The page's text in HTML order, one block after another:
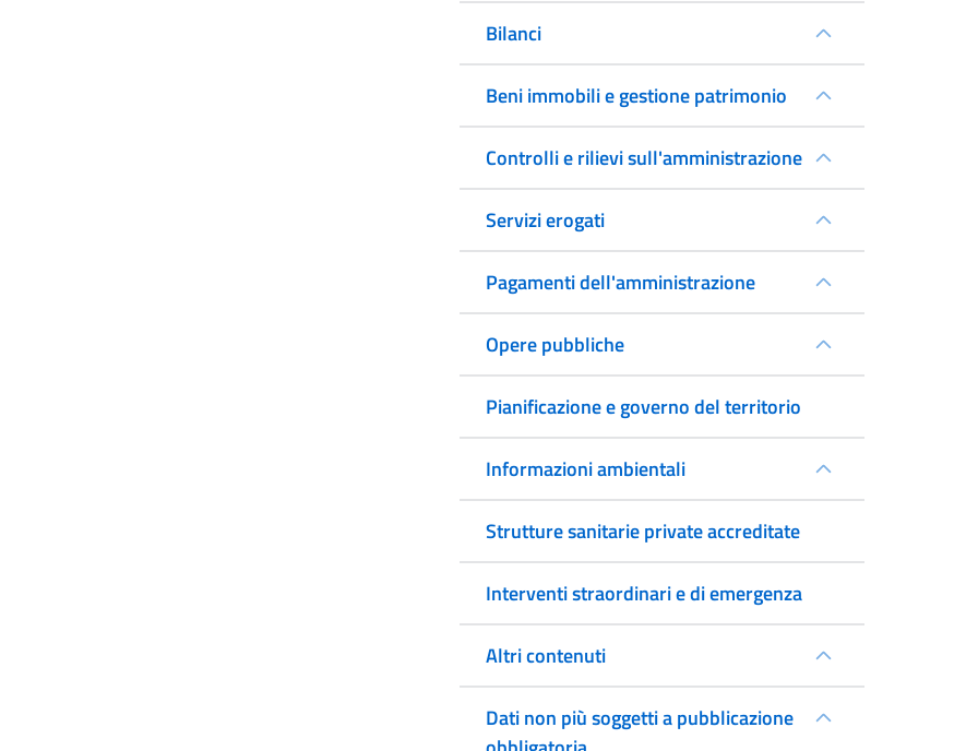
Bilanci
Beni immobili e gestione patrimonio
Controlli e rilievi sull'amministrazione
Servizi erogati
Pagamenti dell'amministrazione
Opere pubbliche
Pianificazione e governo del territorio
Informazioni ambientali
Strutture sanitarie private accreditate
Interventi straordinari e di emergenza
Altri contenuti
Dati non più soggetti a pubblicazione